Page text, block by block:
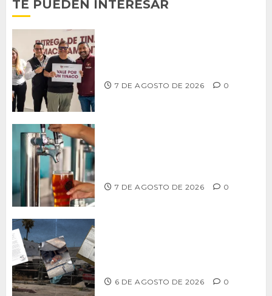
TE PUEDEN INTERESAR
7 DE AGOSTO DE 2026 0
7 DE AGOSTO DE 2026 0
6 DE AGOSTO DE 2026 0